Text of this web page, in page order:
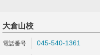
大倉山校
045-540-1361